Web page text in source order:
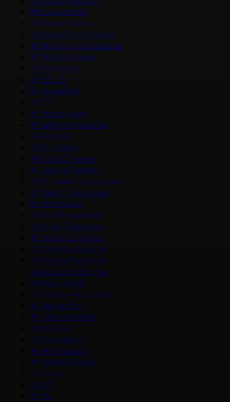
# Война и Мир
# Новости кино
#Андрей Золотарев
# Федор Добронравов
# Обзор фильма
# Фонд Кино
# РЕН ТВ
# Домашний
# СТС
# Пятый канал
# Чайка Терешкова
# Невский
# Интервью
# Юрий Стоянов
#Лариса Гузеева
# История его служанки
# Павел Прилучный
#Актер кино
# Иван Янковский
# Юлия Пересильд
# Сергей Бурунов
# Сарик Андреасян
# Михаил Ефремов
# Иван Охлобыстин
# Влад Ценев
#Любовь Аксенова
# Милана Бру
#Зубастая няня
# Колобок
# Смешарики
# Чебурашка 3
# Матвей Лыков
#Холод
# НМГ
# док